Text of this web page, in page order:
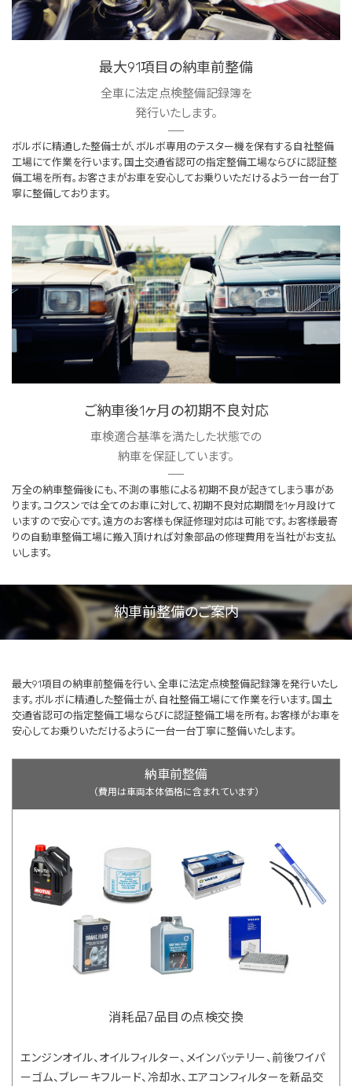
最大91項目の納車前整備
全車に法定点検整備記録簿を
発行いたします。
ボルボに精通した整備士が、ボルボ専用のテスター機を保有する自社整備
工場にて作業を行います。国土交通省認可の指定整備工場ならびに認証整
備工場を所有。お客さまがお車を安心してお乗りいただけるよう一台一台丁
寧に整備しております。
ご納車後1ヶ月の初期不良対応
車検適合基準を満たした状態での
納車を保証しています。
万全の納車整備後にも、不測の事態による初期不良が起きてしまう事があ
ります。コクスンでは全てのお車に対して、初期不良対応期間を1ヶ月設けて
いますので安心です。遠方のお客様も保証修理対応は可能です。お客様最寄
りの自動車整備工場に搬入頂ければ対象部品の修理費用を当社がお支払
いします。
納車前整備のご案内
最大91項目の納車前整備を行い、全車に法定点検整備記録簿を発行いたし
ます。ボルボに精通した整備士が、自社整備工場にて作業を行います。国土
交通省認可の指定整備工場ならびに認証整備工場を所有。お客様がお車を
安心してお乗りいただけるように一台一台丁寧に整備いたします。
納車前整備
（費用は車両本体価格に含まれています）
消耗品7品目の点検交換
エンジンオイル、オイルフィルター、メインバッテリー、前後ワイパ
ーゴム、ブレーキフルード、冷却水、エアコンフィルターを新品交